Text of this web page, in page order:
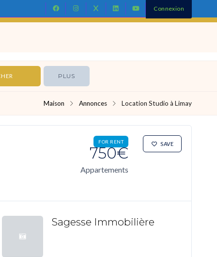
Connexion
PLUS
Maison Annonces Location Studio à Limay
FOR RENT SAVE
750€
Appartements
Sagesse Immobilière